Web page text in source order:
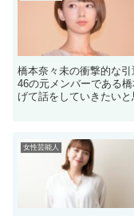
橋本奈々未の衝撃的な
46の元メンバーである
げて話をしていきたいと
女性芸能人